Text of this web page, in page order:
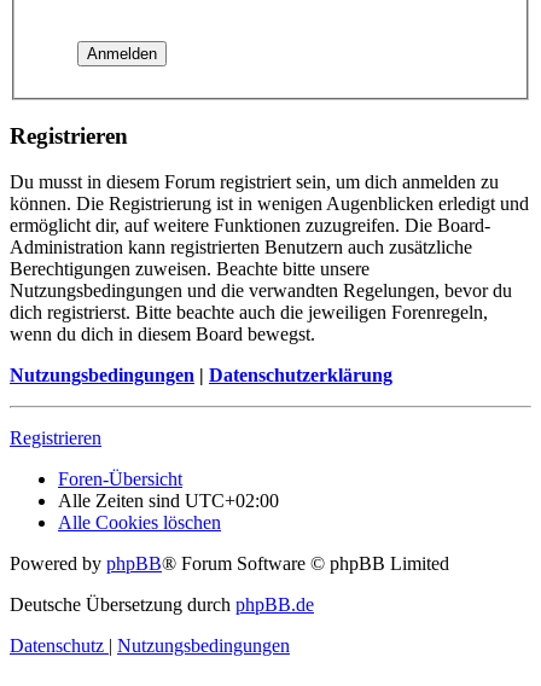
Registrieren
Du musst in diesem Forum registriert sein, um dich anmelden zu
können. Die Registrierung ist in wenigen Augenblicken erledigt und
ermöglicht dir, auf weitere Funktionen zuzugreifen. Die Board-
Administration kann registrierten Benutzern auch zusätzliche
Berechtigungen zuweisen. Beachte bitte unsere
Nutzungsbedingungen und die verwandten Regelungen, bevor du
dich registrierst. Bitte beachte auch die jeweiligen Forenregeln,
wenn du dich in diesem Board bewegst.
Nutzungsbedingungen | Datenschutzerklärung
Registrieren
Foren-Übersicht
Alle Zeiten sind UTC+02:00
Alle Cookies löschen
Powered by phpBB® Forum Software © phpBB Limited
Deutsche Übersetzung durch phpBB.de
Datenschutz | Nutzungsbedingungen